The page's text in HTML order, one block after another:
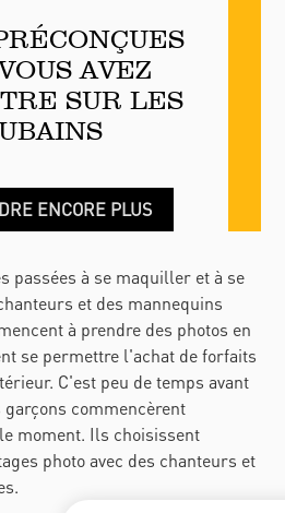
AVEZ
SUR LES
ENCORE PLUS
passées à se maquiller et à se
et des mannequins
à prendre des photos en
se permettre l'achat de forfaits
C'est peu de temps avant
garçons commencèrent
moment. Ils choisissent
photo avec des chanteurs et